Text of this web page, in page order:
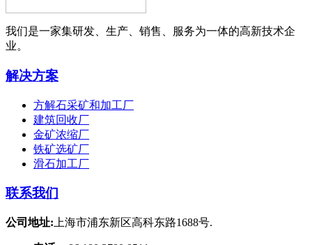
我们是一家集研发、生产、销售、服务为一体的高新技术企
业。
解决方案
方解石采矿和加工厂
建筑回收厂
金矿浓缩厂
铁矿选矿厂
滑石加工厂
联系我们
公司地址: 上海市浦东新区高科东路1688号.